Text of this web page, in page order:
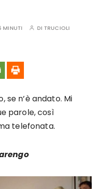
MINUTI DI TRUCIOLI
se n’è andato. Mi
parole, così
telefonata.